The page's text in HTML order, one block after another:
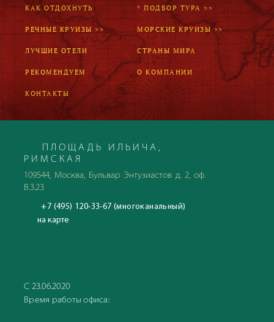
КАК ОТДОХНУТЬ * ПОДБОР ТУРА >>
РЕЧНЫЕ КРУИЗЫ >> МОРСКИЕ КРУИЗЫ >>
ЛУЧШИЕ ОТЕЛИ СТРАНЫ МИРА
РЕКОМЕНДУЕМ О КОМПАНИИ
КОНТАКТЫ
ПЛОЩАДЬ ИЛЬИЧА,
РИМСКАЯ
109544, Москва, Бульвар Энтузиастов д. 2, оф.
В.3.23
+7 (495) 120-33-67 (многоканальный)
на карте
С 23.06.2020
Время работы офиса: